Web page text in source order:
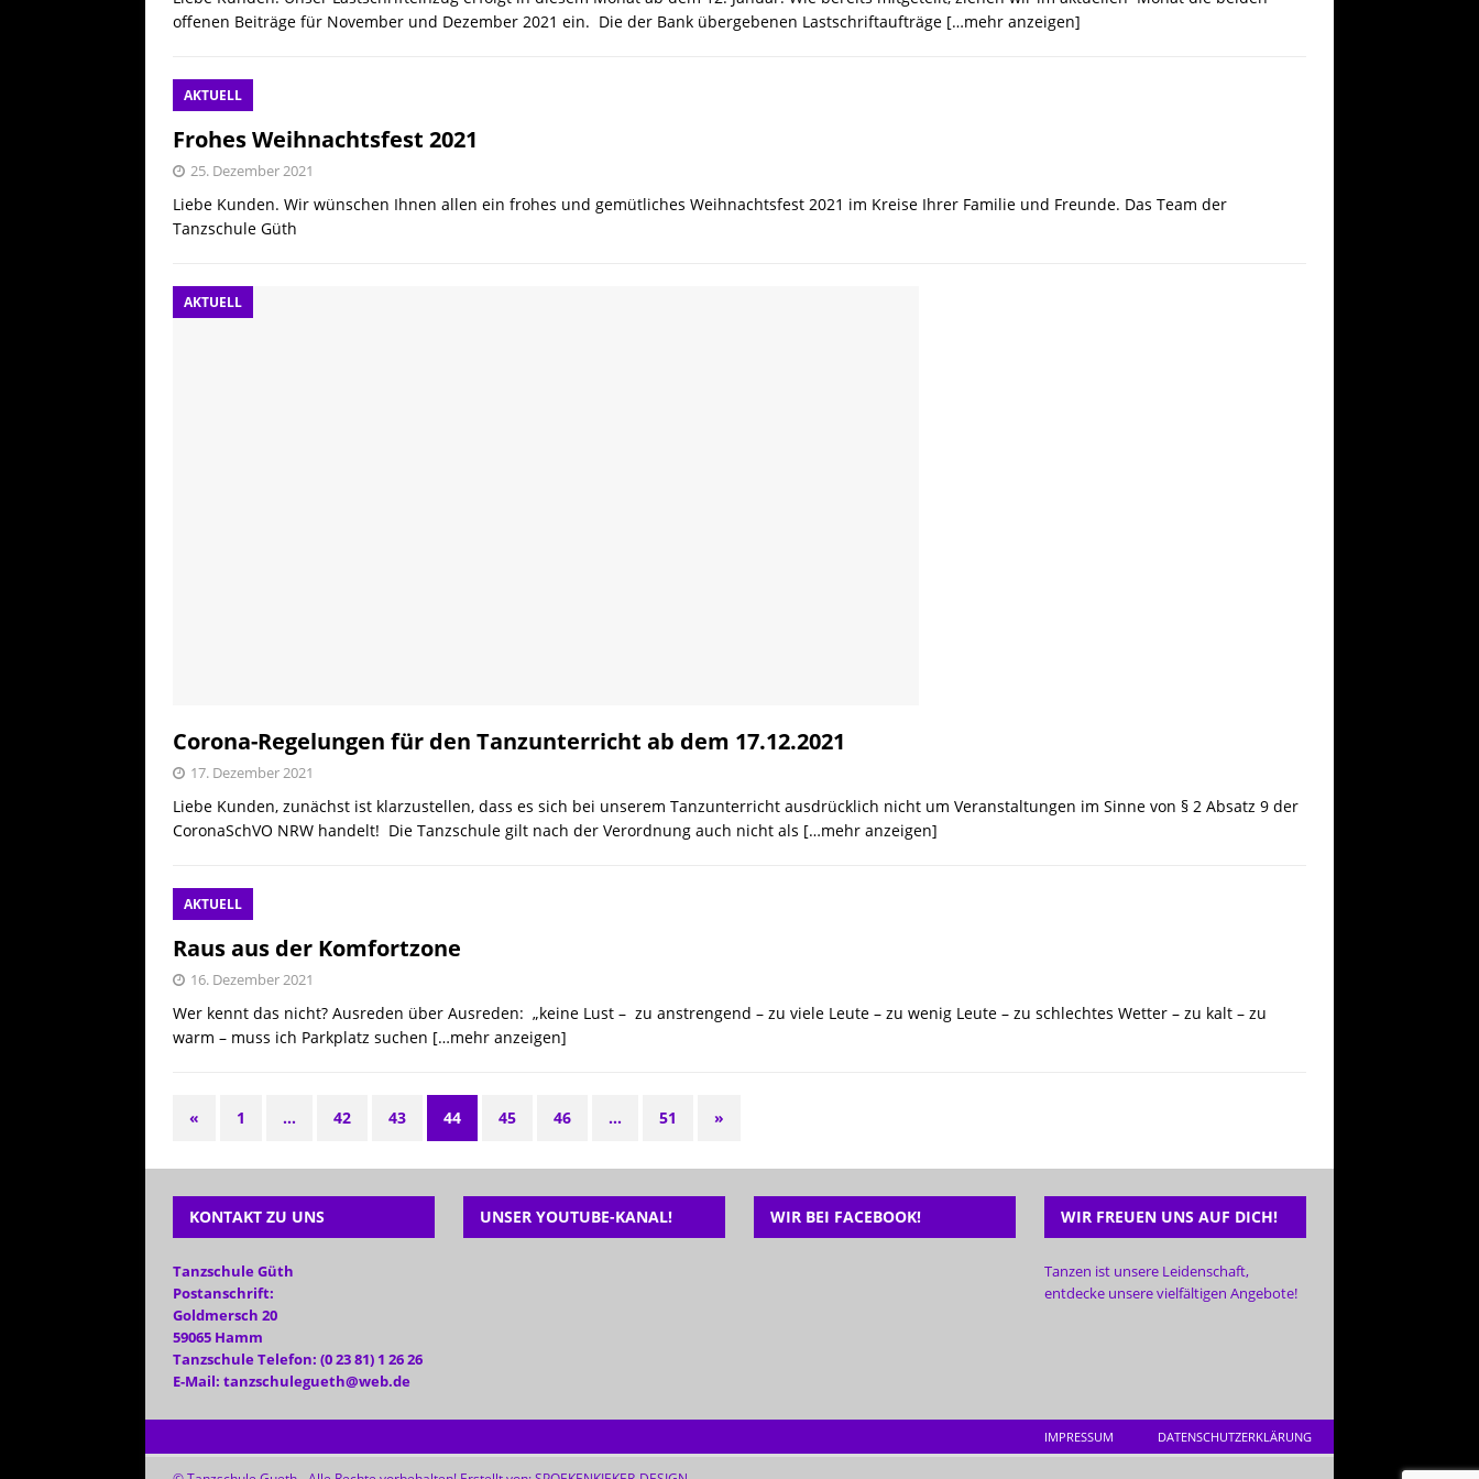
[ 25. Juli 2026 ]
🎉 Noch freie Plätze beim Ferienspaß der Tanzschule Güth! 💃🕺
offenen Beiträge für November und Dezember 2021 ein. Die der Bank übergebenen Lastschriftaufträge […mehr anzeigen]
AKTUELL
Frohes Weihnachtsfest 2021
25. Dezember 2021
Liebe Kunden. Wir wünschen Ihnen allen ein frohes und gemütliches Weihnachtsfest 2021 im Kreise Ihrer Familie und Freunde. Das Team der
Tanzschule Güth
AKTUELL
Corona-Regelungen für den Tanzunterricht ab dem 17.12.2021
17. Dezember 2021
Liebe Kunden, zunächst ist klarzustellen, dass es sich bei unserem Tanzunterricht ausdrücklich nicht um Veranstaltungen im Sinne von § 2 Absatz 9 der
CoronaSchVO NRW handelt! Die Tanzschule gilt nach der Verordnung auch nicht als […mehr anzeigen]
AKTUELL
Raus aus der Komfortzone
16. Dezember 2021
Wer kennt das nicht? Ausreden über Ausreden: „keine Lust – zu anstrengend – zu viele Leute – zu wenig Leute – zu schlechtes Wetter – zu kalt – zu
warm – muss ich Parkplatz suchen […mehr anzeigen]
« 1 … 42 43 44 45 46 … 51 »
KONTAKT ZU UNS
Tanzschule Güth
Postanschrift:
Goldmersch 20
59065 Hamm
Tanzschule Telefon: (0 23 81) 1 26 26
E-Mail: tanzschulegueth@web.de
UNSER YOUTUBE-KANAL! WIR BEI FACEBOOK! WIR FREUEN UNS AUF DICH!
Tanzen ist unsere Leidenschaft,
entdecke unsere vielfältigen Angebote!
IMPRESSUM DATENSCHUTZERKLÄRUNG